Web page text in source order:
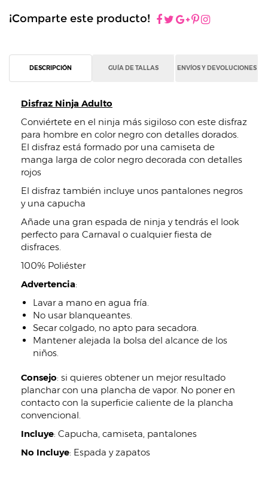
¡Comparte este producto!
DESCRIPCIÓN GUÍA DE TALLAS ENVÍOS Y DEVOLUCIONES
Disfraz Ninja Adulto
Conviértete en el ninja más sigiloso con este disfraz
para hombre en color negro con detalles dorados.
El disfraz está formado por una camiseta de
manga larga de color negro decorada con detalles
rojos
El disfraz también incluye unos pantalones negros
y una capucha
Añade una gran espada de ninja y tendrás el look
perfecto para Carnaval o cualquier fiesta de
disfraces.
100% Poliéster
Advertencia:
Lavar a mano en agua fría.
No usar blanqueantes.
Secar colgado, no apto para secadora.
Mantener alejada la bolsa del alcance de los
niños.
Consejo: si quieres obtener un mejor resultado
planchar con una plancha de vapor. No poner en
contacto con la superficie caliente de la plancha
convencional.
Incluye: Capucha, camiseta, pantalones
No Incluye: Espada y zapatos